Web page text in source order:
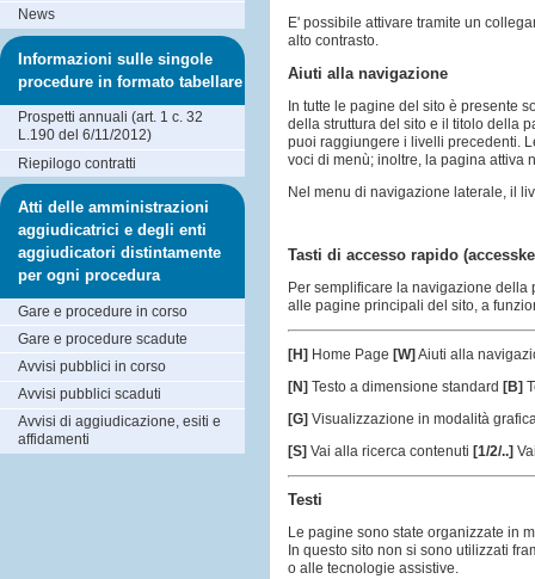
E' possibile attivare tramite un
alto contrasto.
Aiuti alla navigazione
In tutte le pagine del sito è presente
della struttura del sito e il titolo della
puoi raggiungere i livelli precedenti.
voci di menù; inoltre, la pagina attiva
Nel menu di navigazione laterale, il
Tasti di accesso rapido
Per semplificare la navigazione
alle pagine principali del sito, a
[H] Home Page [W] Aiuti alla
[N] Testo a dimensione standard [B]
[G] Visualizzazione in modalità
[S] Vai alla ricerca contenuti [1/2/..]
Testi
Le pagine sono state organizzate in
In questo sito non si sono utilizzati
o alle tecnologie assistive.
News
Informazioni sulle singole
procedure in formato tabellare
Prospetti annuali (art. 1 c. 32
L.190 del 6/11/2012)
Riepilogo contratti
Atti delle amministrazioni
aggiudicatrici e degli enti
aggiudicatori distintamente
per ogni procedura
Gare e procedure in corso
Gare e procedure scadute
Avvisi pubblici in corso
Avvisi pubblici scaduti
Avvisi di aggiudicazione, esiti e
affidamenti